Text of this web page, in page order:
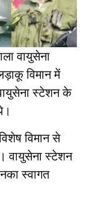
वायुसेना
विमान में
स्टेशन के
विमान से
वायुसेना स्टेशन
स्वागत